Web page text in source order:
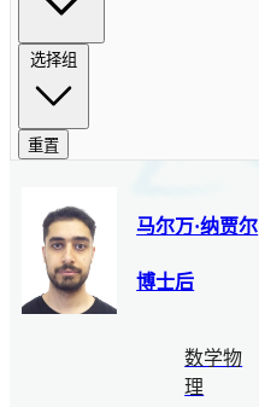
选择组
重置
马尔万·纳贾尔
博士后
数学物
理